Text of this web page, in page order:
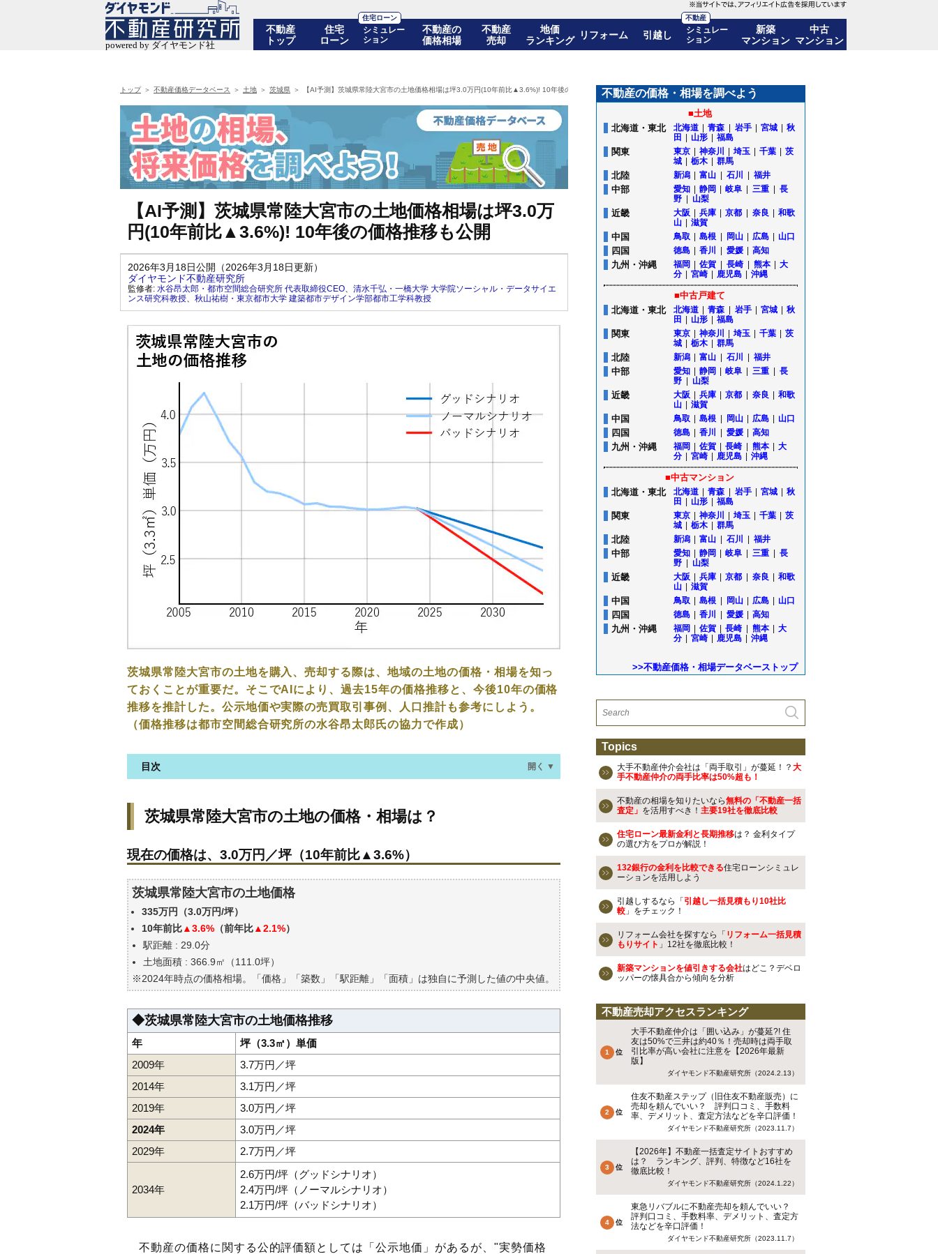
不動産
トップ
住宅
ローン
住宅ローン
シミュレー
ション
不動産の
価格相場
不動産
売却
地価
ランキング
リフォーム 引越し
不動産
シミュレー
ション
新築
マンション
中古
マンション
トップ 不動産価格データベース 土地 茨城県 【AI予測】茨城県常陸大宮市の土地価格相場は坪3.0万円(10年前比▲3.6%)! 10年後の価格推移も公開
【AI予測】茨城県常陸大宮市の土地価格相場は坪3.0万
円(10年前比▲3.6%)! 10年後の価格推移も公開
2026年3月18日公開（2026年3月18日更新）
ダイヤモンド不動産研究所
監修者: 水谷昂太郎・都市空間総合研究所 代表取締役CEO、 清水千弘・一橋大学 大学院ソーシャル・データサイエ
ンス研究科教授、 秋山祐樹・東京都市大学 建築都市デザイン学部都市工学科教授
茨城県常陸大宮市の土地を購入、売却する際は、地域の土地の価格・相場を知っ
ておくことが重要だ。そこでAIにより、過去15年の価格推移と、今後10年の価格
推移を推計した。公示地価や実際の売買取引事例、人口推計も参考にしよう。
（価格推移は都市空間総合研究所の水谷昂太郎氏の協力で作成）
目次 開く ▼
現在の価格は、3.0万円／坪（10年前比▲3.6%）
駅からの徒歩距離で価格はどうなる？
茨城県常陸大宮市の土地の過去の売買事例
公示地価はいくら
エリアの将来性を人口予想から検討しよう
自分の年収でいくらの不動産が買える？
茨城県常陸大宮市の土地の価格・相場は？
現在の価格は、3.0万円／坪（10年前比▲3.6%）
茨城県常陸大宮市の土地価格
335万円（3.0万円/坪）
10年前比▲3.6% （前年比▲2.1%）
駅距離 : 29.0分
土地面積 : 366.9㎡（111.0坪）
※2024年時点の価格相場。「価格」「築数」「駅距離」「面積」は独自に予測した値の中央値。
◆茨城県常陸大宮市の土地価格推移
年
坪（3.3㎡）単価
2009年
3.7万円／坪
2014年
3.1万円／坪
2019年
3.0万円／坪
2024年
3.0万円／坪
2029年
2.7万円／坪
2034年
2.6万円/坪（グッドシナリオ）
2.4万円/坪（ノーマルシナリオ）
2.1万円/坪（バッドシナリオ）
不動産の価格に関する公的評価額としては「公示地価」があるが、"実勢価格
不動産の価格・相場を調べよう
■土地
北海道・東北
北海道 青森 岩手 宮城
秋
田
山形 福島
関東 東京 神奈川 埼玉 千葉
茨
城
栃木 群馬
北陸 新潟 富山 石川 福井
中部 愛知 静岡 岐阜 三重
長
野
山梨
近畿 大阪 兵庫 京都 奈良
和歌
山
滋賀
中国 鳥取 島根 岡山 広島 山口
四国 徳島 香川 愛媛 高知
九州・沖縄 福岡 佐賀 長崎 熊本
大
分
宮崎 鹿児島 沖縄
■中古戸建て
北海道・東北
北海道 青森 岩手 宮城
秋
田
山形 福島
関東 東京 神奈川 埼玉 千葉
茨
城
栃木 群馬
北陸 新潟 富山 石川 福井
中部 愛知 静岡 岐阜 三重
長
野
山梨
近畿 大阪 兵庫 京都 奈良
和歌
山
滋賀
中国 鳥取 島根 岡山 広島 山口
四国 徳島 香川 愛媛 高知
九州・沖縄 福岡 佐賀 長崎 熊本
大
分
宮崎 鹿児島 沖縄
■中古マンション
北海道・東北
北海道 青森 岩手 宮城
秋
田
山形 福島
関東 東京 神奈川 埼玉 千葉
茨
城
栃木 群馬
北陸 新潟 富山 石川 福井
中部 愛知 静岡 岐阜 三重
長
野
山梨
近畿 大阪 兵庫 京都 奈良
和歌
山
滋賀
中国 鳥取 島根 岡山 広島 山口
四国 徳島 香川 愛媛 高知
九州・沖縄 福岡 佐賀 長崎 熊本
大
分
宮崎 鹿児島 沖縄
>>不動産価格・相場データベーストップ
Topics
大手不動産仲介会社は「両手取引」が蔓延！？ 大
手不動産仲介の両手比率は50%超も！
不動産の相場を知りたいなら無料の「不動産一括
査定」 を活用すべき！ 主要19社を徹底比較
住宅ローン最新金利と長期推移は？ 金利タイプ
の選び方をプロが解説！
132銀行の金利を比較できる住宅ローンシミュレ
ーションを活用しよう
引越しするなら「 引越し一括見積もり10社比
較 」をチェック！
リフォーム会社を探すなら「 リフォーム一括見積
もりサイト 」12社を徹底比較！
新築マンションを値引きする会社はどこ？デベロ
ッパーの懐具合から傾向を分析
不動産売却アクセスランキング
大手不動産仲介は「囲い込み」が蔓延?! 住
友は50%で三井は約40％！売却時は両手取
引比率が高い会社に注意を【2026年最新
版】
ダイヤモンド不動産研究所（2024.2.13）
住友不動産ステップ（旧住友不動産販売）に
売却を頼んでいい？ 評判口コミ、手数料
率、デメリット、査定方法などを辛口評価！
ダイヤモンド不動産研究所（2023.11.7）
【2026年】不動産一括査定サイトおすすめ
は？ ランキング、評判、特徴など16社を
徹底比較！
ダイヤモンド不動産研究所（2024.1.22）
東急リバブルに不動産売却を頼んでいい？
評判口コミ、手数料率、デメリット、査定方
法などを辛口評価！
ダイヤモンド不動産研究所（2023.11.7）